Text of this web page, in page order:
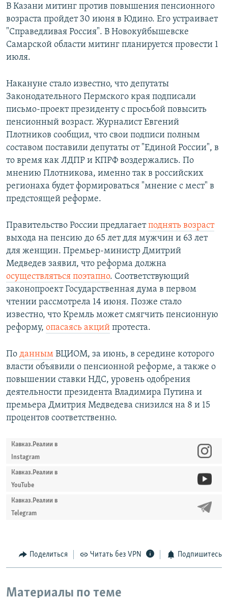
В Казани митинг против повышения пенсионного
возраста пройдет 30 июня в Юдино. Его устраивает
"Справедливая Россия". В Новокуйбышевске
Самарской области митинг планируется провести 1
июля.
Накануне стало известно, что депутаты
Законодательного Пермского края подписали
письмо-проект президенту с просьбой повысить
пенсионный возраст. Журналист Евгений
Плотников сообщил, что свои подписи полным
составом поставили депутаты от "Единой России", в
то время как ЛДПР и КПРФ воздержались. По
мнению Плотникова, именно так в российских
регионаха будет формироваться "мнение с мест" в
предстоящей реформе.
Правительство России предлагаетподнять возраст
выхода на пенсию до 65 лет для мужчин и 63 лет
для женщин. Премьер-министр Дмитрий
Медведев заявил, что реформа должна
осуществляться поэтапно. Соответствующий
законопроект Государственная дума в первом
чтении рассмотрела 14 июня. Позже стало
известно, что Кремль может смягчить пенсионную
реформу, опасаясь акций протеста.​
По данным ВЦИОМ, за июнь, в середине которого
власти объявили о пенсионной реформе, а также о
повышении ставки НДС, уровень одобрения
деятельности президента Владимира Путина и
премьера Дмитрия Медведева снизился на 8 и 15
процентов соответственно.
Кавказ.Реалии в
Instagram
Кавказ.Реалии в
YouTube
Кавказ.Реалии в
Telegram
Поделиться Читать без VPN Подпишитесь
Материалы по теме